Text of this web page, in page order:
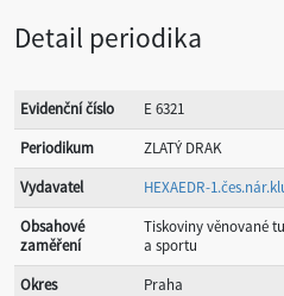
Detail periodika
Evidenční číslo
E 6321
Periodikum
ZLATÝ DRAK
Vydavatel
HEXAEDR-
Obsahové
zaměření
Tiskoviny věnované
a sportu
Okres
Praha